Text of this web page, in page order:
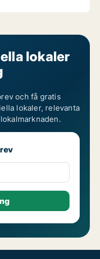
lokaler
och få gratis
lokaler, relevanta